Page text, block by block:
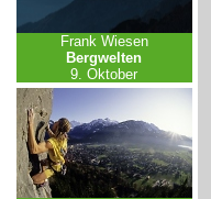
Frank Wiesen
Bergwelten
9. Oktober